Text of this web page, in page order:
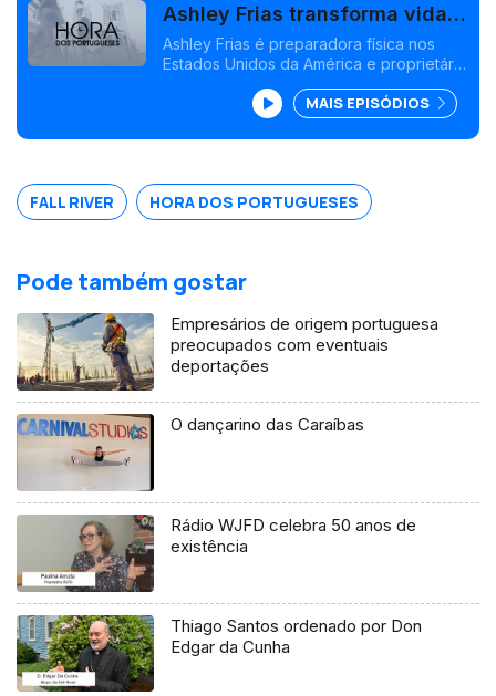
Ashley Frias transforma vidas
nos Estados Unidos
Ashley Frias é preparadora física nos
Estados Unidos da América e proprietária
onde transforma a vida de dezenas de
MAIS EPISÓDIOS
FALL RIVER HORA DOS PORTUGUESES
Pode também gostar
Empresários de origem portuguesa
preocupados com eventuais
deportações
O dançarino das Caraíbas
Rádio WJFD celebra 50 anos de
existência
Thiago Santos ordenado por Don
Edgar da Cunha